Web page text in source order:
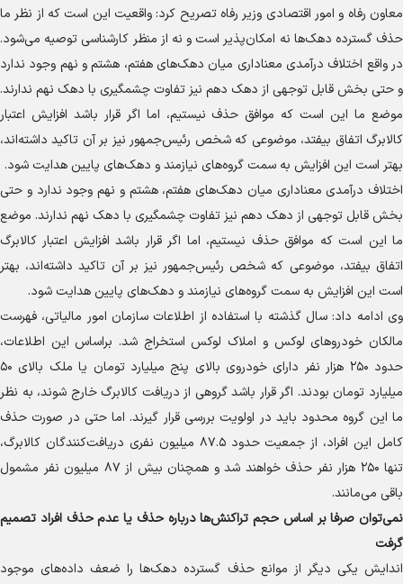
معاون رفاه و امور اقتصادی وزیر رفاه تصریح کرد: واقعیت این است که از نظر ما
حذف گسترده دهک‌ها نه امکان‌پذیر است و نه از منظر کارشناسی توصیه می‌شود.
در واقع اختلاف درآمدی معناداری میان دهک‌های هفتم، هشتم و نهم وجود ندارد
و حتی بخش قابل توجهی از دهک دهم نیز تفاوت چشمگیری با دهک نهم ندارند.
موضع ما این است که موافق حذف نیستیم، اما اگر قرار باشد افزایش اعتبار
کالابرگ اتفاق بیفتد، موضوعی که شخص رئیس‌جمهور نیز بر آن تاکید داشته‌اند،
بهتر است این افزایش به سمت گروه‌های نیازمند و دهک‌های پایین هدایت شود.
اختلاف درآمدی معناداری میان دهک‌های هفتم، هشتم و نهم وجود ندارد و حتی
بخش قابل توجهی از دهک دهم نیز تفاوت چشمگیری با دهک نهم ندارند. موضع
ما این است که موافق حذف نیستیم، اما اگر قرار باشد افزایش اعتبار کالابرگ
اتفاق بیفتد، موضوعی که شخص رئیس‌جمهور نیز بر آن تاکید داشته‌اند، بهتر
است این افزایش به سمت گروه‌های نیازمند و دهک‌های پایین هدایت شود.
وی ادامه داد: سال گذشته با استفاده از اطلاعات سازمان امور مالیاتی، فهرست
مالکان خودرو‌های لوکس و املاک لوکس استخراج شد. براساس این اطلاعات،
حدود ۲۵۰ هزار نفر دارای خودروی بالای پنج میلیارد تومان یا ملک بالای ۵۰
میلیارد تومان بودند. اگر قرار باشد گروهی از دریافت کالابرگ خارج شوند، به نظر
ما این گروه محدود باید در اولویت بررسی قرار گیرند. اما حتی در صورت حذف
کامل این افراد، از جمعیت حدود ۸۷.۵ میلیون نفری دریافت‌کنندگان کالابرگ،
تنها ۲۵۰ هزار نفر حذف خواهند شد و همچنان بیش از ۸۷ میلیون نفر مشمول
باقی می‌مانند.‌
نمی‌توان صرفا بر اساس حجم تراکنش‌ها درباره حذف یا عدم حذف افراد تصمیم
گرفت
اندایش یکی دیگر از موانع حذف گسترده دهک‌ها را ضعف داده‌های موجود